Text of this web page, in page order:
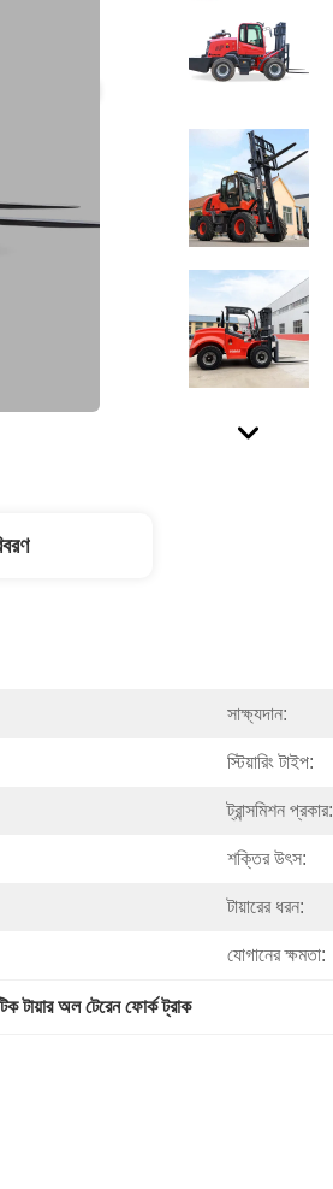
সাক্ষ্যদান:
স্টিয়ারিং টাইপ:
ট্রান্সমিশন প্রকার:
শক্তির উৎস:
টায়ারের ধরন:
যোগানের ক্ষমতা:
টায়ার অল টেরেন ফোর্ক ট্রাক